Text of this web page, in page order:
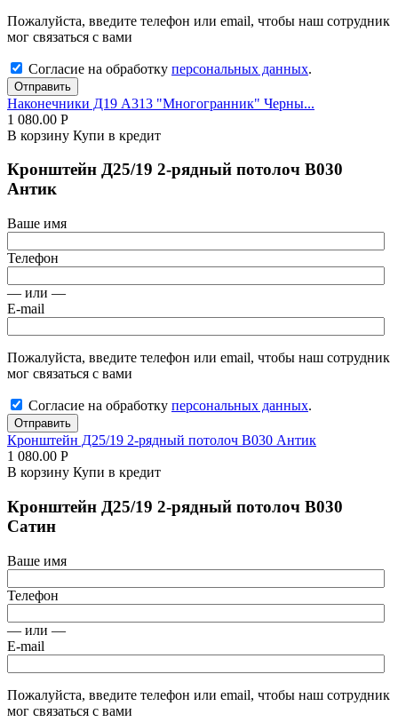
Пожалуйста, введите телефон или email, чтобы наш сотрудник
мог связаться с вами
Согласие на обработку персональных данных.
Отправить
Наконечники Д19 А313 "Многогранник" Черны...
1 080.00 Р
В корзину Купи в кредит
Кронштейн Д25/19 2-рядный потолоч В030
Антик
Ваше имя
Телефон
— или —
E-mail
Пожалуйста, введите телефон или email, чтобы наш сотрудник
мог связаться с вами
Согласие на обработку персональных данных.
Отправить
Кронштейн Д25/19 2-рядный потолоч В030 Антик
1 080.00 Р
В корзину Купи в кредит
Кронштейн Д25/19 2-рядный потолоч В030
Сатин
Ваше имя
Телефон
— или —
E-mail
Пожалуйста, введите телефон или email, чтобы наш сотрудник
мог связаться с вами